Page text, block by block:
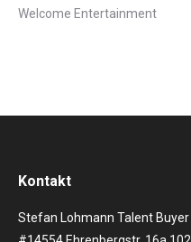
Welcome Entertainment
Kontakt
Stefan Lohmann Talent